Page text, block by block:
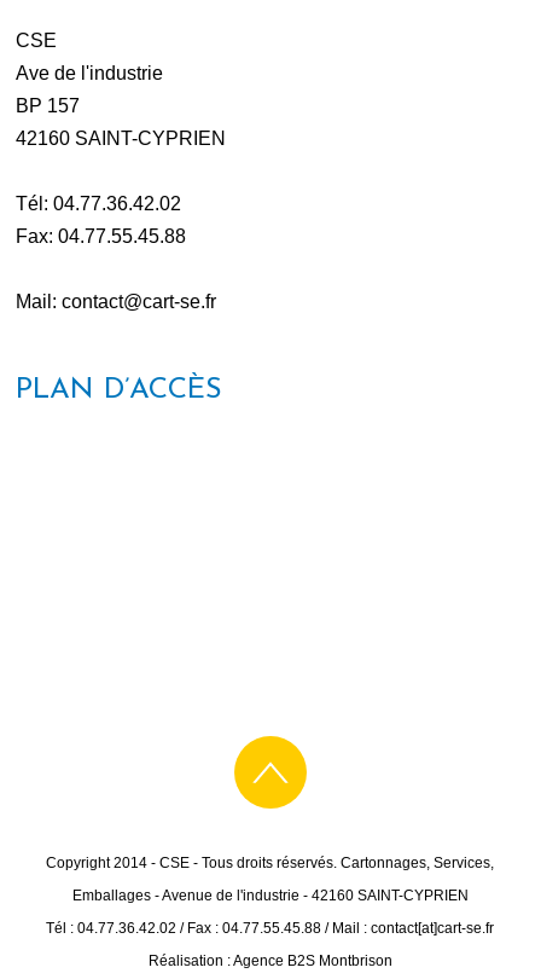
CSE
Ave de l'industrie
BP 157
42160 SAINT-CYPRIEN
Tél: 04.77.36.42.02
Fax: 04.77.55.45.88
Mail: contact@cart-se.fr
PLAN D’ACCÈS
Copyright 2014 - CSE - Tous droits réservés. Cartonnages, Services,
Emballages - Avenue de l'industrie - 42160 SAINT-CYPRIEN
Tél : 04.77.36.42.02 / Fax : 04.77.55.45.88 / Mail : contact[at]cart-se.fr
Réalisation : Agence B2S Montbrison